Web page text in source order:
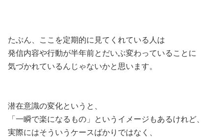
たぶん、ここを定期的に見てくれている人は
発信内容や行動が半年前とだいぶ変わっていることに
気づかれているんじゃないかと思います。
潜在意識の変化というと、
「一瞬で楽になるもの」というイメージもあるけれど、
実際にはそういうケースばかりではなく、